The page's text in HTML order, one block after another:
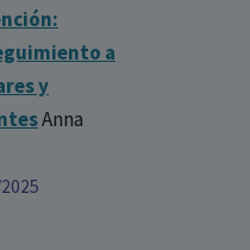
a
y
Anna